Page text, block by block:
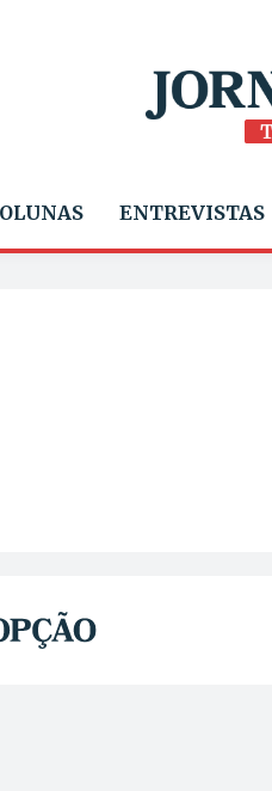
ENTREVISTAS